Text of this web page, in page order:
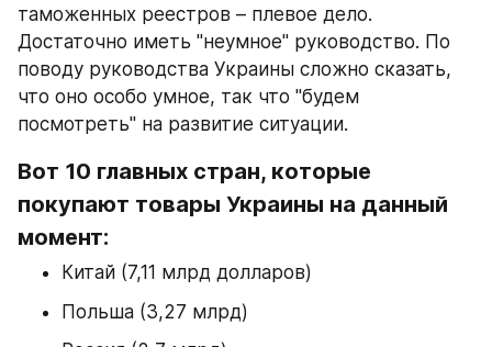
таможенных реестров – плевое дело.
Достаточно иметь "неумное" руководство. По
поводу руководства Украины сложно сказать,
что оно особо умное, так что "будем
посмотреть" на развитие ситуации.
Вот 10 главных стран, которые
покупают товары Украины на данный
момент:
Китай (7,11 млрд долларов)
Польша (3,27 млрд)